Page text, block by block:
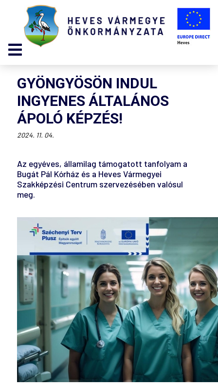
GYÖNGYÖSÖN INDUL
INGYENES ÁLTALÁNOS
ÁPOLÓ KÉPZÉS!
2024. 11. 04.
Az egyéves, államilag támogatott tanfolyam a
Bugát Pál Kórház és a Heves Vármegyei
Szakképzési Centrum szervezésében valósul
meg.